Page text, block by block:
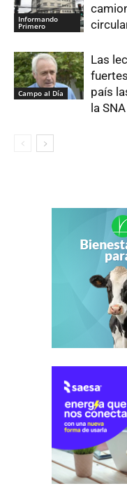
Informando
Primero
Campo al Día
Las
país
la SNA